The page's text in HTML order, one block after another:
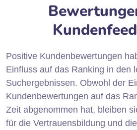
Positive Kundenbewertungen
Einfluss auf das Ranking in den
Suchergebnissen. Obwohl der
Kundenbewertungen auf das
Zeit abgenommen hat, bleiben
für die Vertrauensbildung und